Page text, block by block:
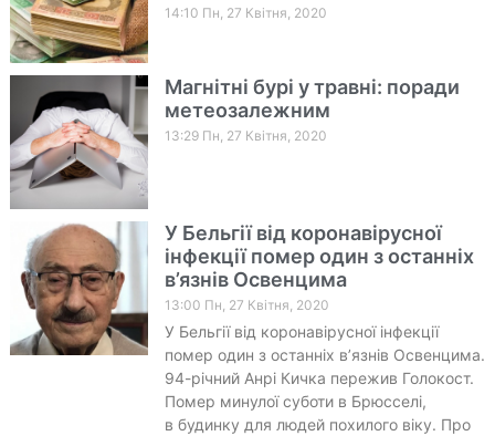
14:10 Пн, 27 Квітня, 2020
Магнітні бурі у травні: поради
метеозалежним
13:29 Пн, 27 Квітня, 2020
У Бельгії від коронавірусної
інфекції помер один з останніх
в’язнів Освенцима
13:00 Пн, 27 Квітня, 2020
У Бельгії від коронавірусної інфекції
помер один з останніх в’язнів Освенцима.
94-річний Анрі Кичка пережив Голокост.
Помер минулої суботи в Брюсселі,
в будинку для людей похилого віку. Про